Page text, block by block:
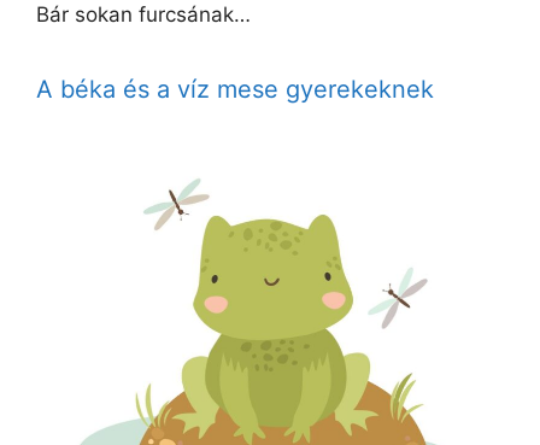
Bár sokan furcsának…
A béka és a víz mese gyerekeknek